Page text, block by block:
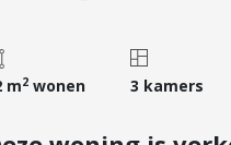
Particulieren
Bedrijfsaanbod
m2 wonen 3 kamers